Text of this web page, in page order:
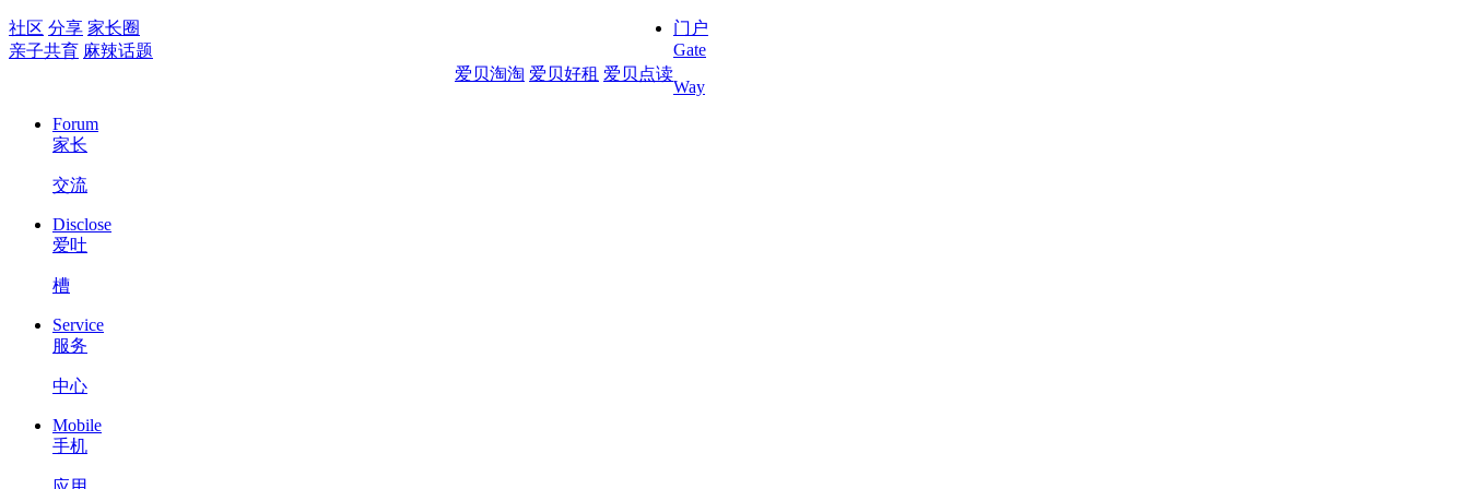
社区 分享 家长圈
亲子共育 麻辣话题
爱贝淘淘 爱贝好租 爱贝点读
门户
Gate
Way
Forum
家长
交流
Disclose
爱吐
槽
Service
服务
中心
Mobile
手机